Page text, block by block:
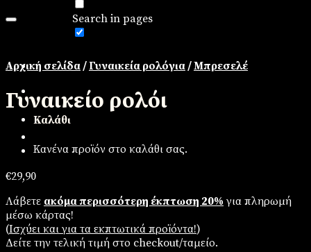
Search in pages
Καλάθι
Κανένα προϊόν στο καλάθι σας.
Αρχική σελίδα/Γυναικεία ρολόγια/Μπρεσελέ
Γυναικείο ρολόι
€29,90
Λάβετε ακόμα περισσότερη έκπτωση 20% για πληρωμή
μέσω κάρτας!
(Iσχύει και για τα εκπτωτικά προϊόντα!)
Δείτε την τελική τιμή στο checkout/ταμείο.